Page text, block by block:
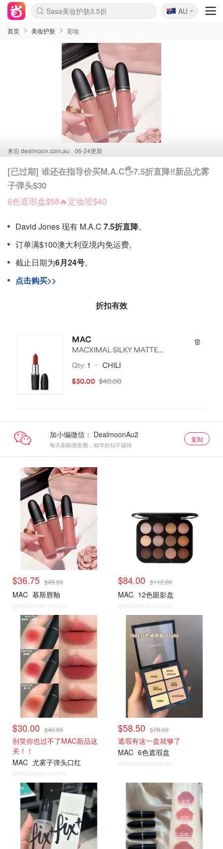
lululemon折扣上新
Sasa美妆护肤3.5折
SSENSE年中3折
FreshBeauty好价汇总
Cettire降价+叠9折
Farfetch折上8折
WWS Coles超市实拍
viagogo二手票捡漏
Myer清仓1折起
The Outnet奢牌1折起
David Jones 3折起
Flannels大牌1折
Perfumes Club护肤1折
AMIRO返校季6.2折
Oweek抽奖送Airpods
Amazon折扣汇总
eToro入金$200送$50
Amazon数码好物
ICONIC本周7.5折
ThedoubleF高奢地板价
Moose Knuckles 6折
丝芙兰5折起
EUFY官网3.7折起
Selenichast首饰2折
Trip机票酒店促销
YSL送5件彩妆礼
Amazon家居好物
BIGBANG巡演开票
David Jones时尚3折
Amazon美妆护肤
雅漾大喷$8
过敏原检测盒$33
伊索独家赠50ml沐浴露
科颜氏清仓3折
SEALIFE海洋馆门票6折
丝塔芙大白罐$16
订阅Newsletter送香薰
Cult Beauty 6.8折
Harrods圣诞日历2.3折
LN-CC奢牌私促3折
d'Alba空姐喷雾$16
EVE LOM套装逆天2折
Bernardelli独家4折
Adore Beauty 6折起
CT圣诞日历
Mytheresa奢品2.7折
Luxury Escapes 9折
Currentbody美容仪9折
卡诗9折+赠4件礼
MOON Garden Live
ALLSAINTS美衣3折
Roborock扫地机3.7折
Tingo Life水杯$24
Valentino官网5折
CR洗发护发6.3折
🇦🇺
AU
首页 美妆护肤 彩妆
来自 dealmoon.com.au 06-24更新
[已过期] 谁还在指导价买M.A.C🖐️7.5折直降‼️新品尤雾
子弹头$30
6色遮瑕盘$58🔥定妆喷$40
David Jones 现有 M.A.C 7.5折直降。
订单满$100澳大利亚境内免运费。
截止日期为6月24号。
点击购买>>
折扣有效
加小编微信：
每天刷刷朋友圈，精华折扣不漏掉
复制
$36.75 $49.00
MAC 慕斯唇釉
@dealmoon.com.au
$84.00 $112.00
MAC 12色眼影盘
@dealmoon.com.au
$30.00 $40.00
别笑你也过不了MAC新品这
关！！
MAC 尤雾子弹头口红
@dealmoon.com.au
$58.50 $78.00
遮瑕有这一盘就够了
MAC 6色遮瑕盘
@dealmoon.com.au